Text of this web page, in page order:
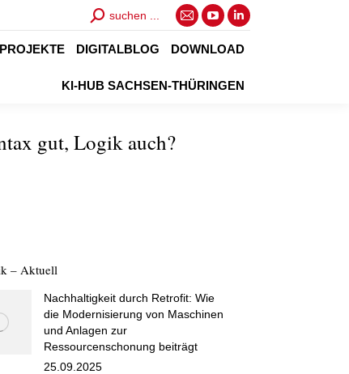
Search:
suchen ...
E-
Mail
opens
YouTube
page
in
Linkedin
page
in
PROJEKTE DIGITALBLOG DOWNLOAD
KI-HUB SACHSEN-THÜRINGEN
gut, Logik auch?
– Aktuell
Nachhaltigkeit durch Retrofit: Wie
die Modernisierung von Maschinen
und Anlagen zur
Ressourcenschonung beiträgt
25.09.2025